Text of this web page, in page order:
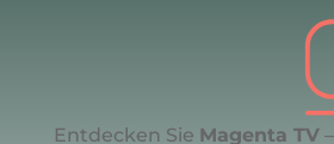
Entdecken Sie Magenta TV